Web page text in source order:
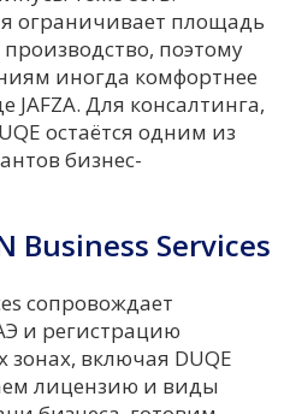
ограничивает площадь
поэтому
иногда комфортнее
JAFZA. Для консалтинга,
остаётся одним из
бизнес-
Business Services
сопровождает
и регистрацию
включая DUQE
лицензию и виды